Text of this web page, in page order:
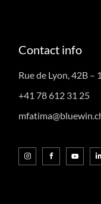
Contact info
Rue de Lyon, 42B –
+41 78 612 31 25